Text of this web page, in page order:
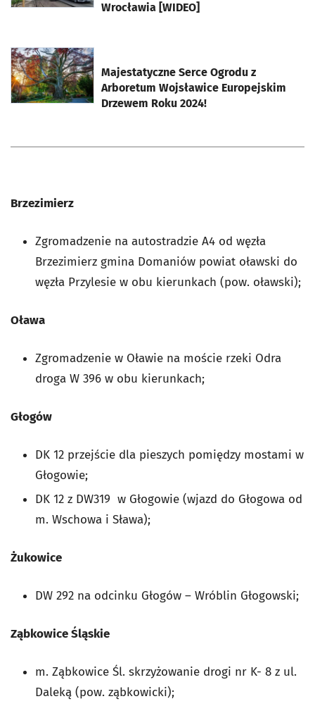
Wrocławia [WIDEO]
Majestatyczne Serce Ogrodu z
Arboretum Wojsławice Europejskim
Drzewem Roku 2024!
otworzy się w nowej karcie
Brzezimierz
Zgromadzenie na autostradzie A4 od węzła
Brzezimierz gmina Domaniów powiat oławski do
węzła Przylesie w obu kierunkach (pow. oławski);
Oława
Zgromadzenie w Oławie na moście rzeki Odra
droga W 396 w obu kierunkach;
Głogów
DK 12 przejście dla pieszych pomiędzy mostami w
Głogowie;
DK 12 z DW319 w Głogowie (wjazd do Głogowa od
m. Wschowa i Sława);
Żukowice
DW 292 na odcinku Głogów – Wróblin Głogowski;
Ząbkowice Śląskie
m. Ząbkowice Śl. skrzyżowanie drogi nr K- 8 z ul.
Daleką (pow. ząbkowicki);